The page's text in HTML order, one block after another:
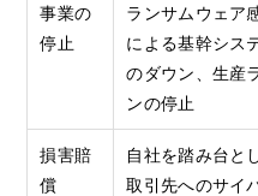
事業の
停止
ランサムウェア
による基幹シス
のダウン、生産
ンの停止
損害賠
償
自社を踏み台と
取引先へのサイ